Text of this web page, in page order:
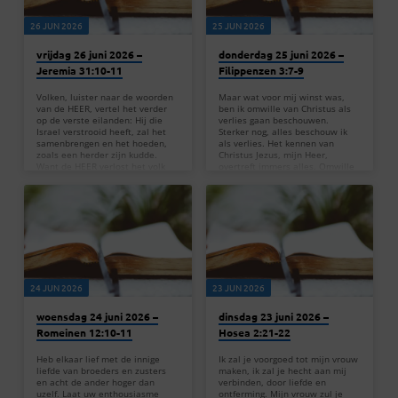
26 JUN 2026
vrijdag 26 juni 2026 –
Jeremia 31:10-11
Volken, luister naar de woorden
van de HEER, vertel het verder
op de verste eilanden: Hij die
Israel verstrooid heeft, zal het
samenbrengen en het hoeden,
zoals een herder zijn kudde.
hand die sterker was dan zij. —
Jeremia 31:10-11 In Jeremia
31:10-11 spreekt God een
boodschap van hoop en herstel
voor Zijn volk. Hij verzekert hen
dat Hij degene is die hen uit alle
windstreken bijeenbrengt…
25 JUN 2026
donderdag 25 juni 2026 –
Filippenzen 3:7-9
Maar wat voor mij winst was,
ben ik omwille van Christus als
verlies gaan beschouwen.
Sterker nog, alles beschouw ik
als verlies. Het kennen van
Christus Jezus, mijn Heer,
prijsgegeven; ik heb alles als
afval weggegooid. Ik wilde
Christus winnen en één met hem
zijn &#8211; niet door mijn
eigen rechtvaardigheid omdat ik
de wet naleef, maar door die
van God, de rechtvaardigheid die
er is door het geloof in Christus.
…
24 JUN 2026
woensdag 24 juni 2026 –
Romeinen 12:10-11
Heb elkaar lief met de innige
liefde van broeders en zusters
en acht de ander hoger dan
uzelf. Laat uw enthousiasme
23 JUN 2026
dinsdag 23 juni 2026 –
Hosea 2:21-22
Ik zal je voorgoed tot mijn vrouw
maken, ik zal je hecht aan mij
verbinden, door liefde en
ontferming. Mijn vrouw zul je